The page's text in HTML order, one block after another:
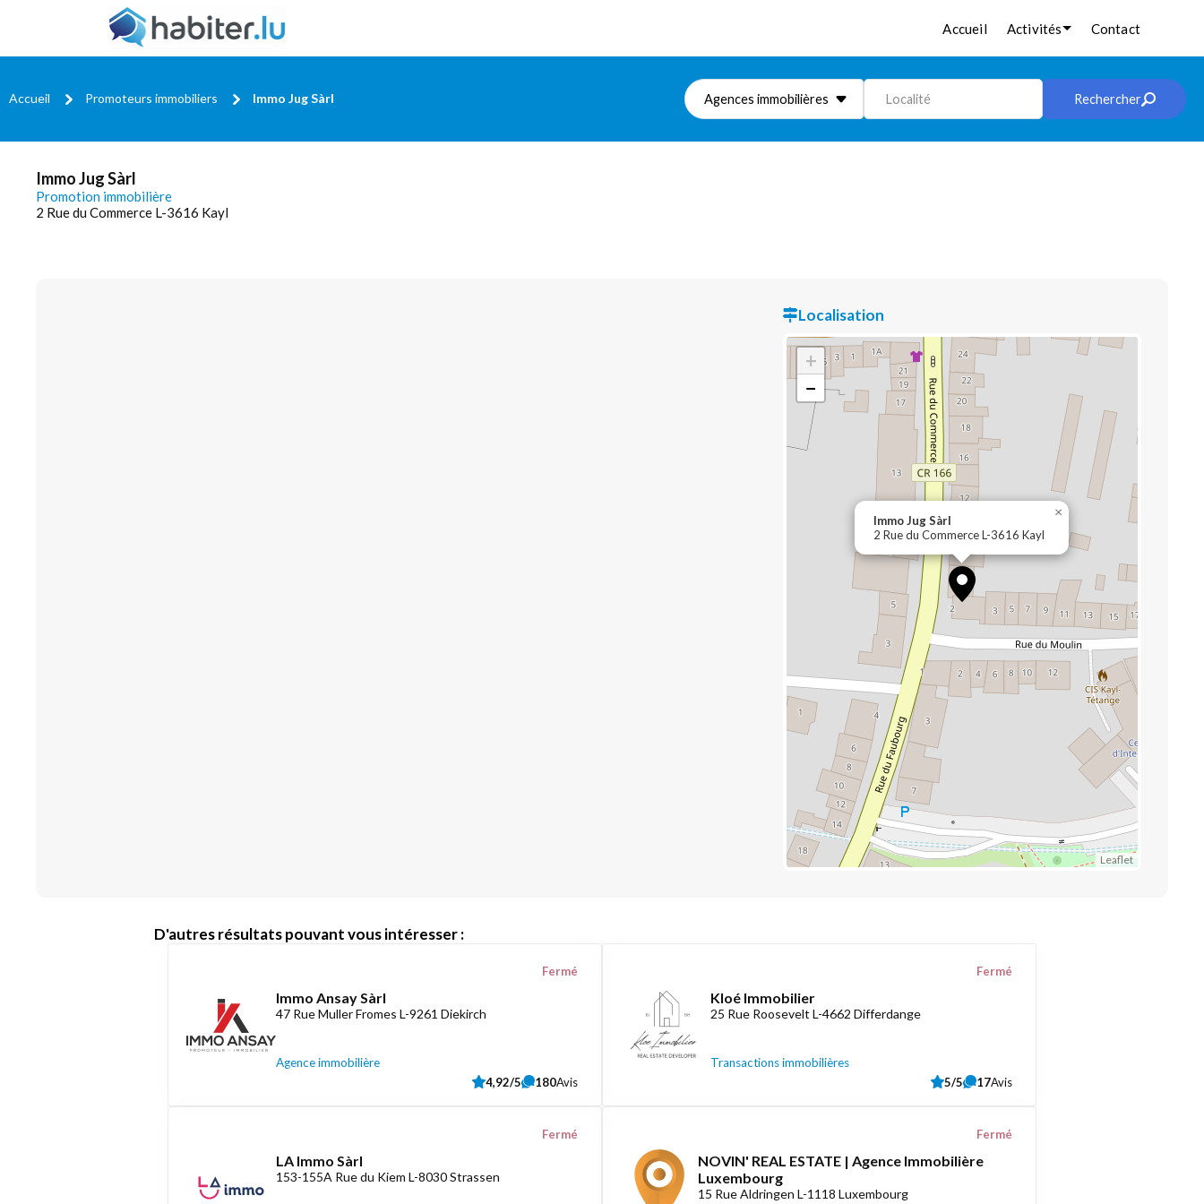
Accueil Activités Contact
Accueil Promoteurs immobiliers Immo Jug Sàrl Agences immobilières Localité Rechercher
Immo Jug Sàrl
Promotion immobilière
2 Rue du Commerce L-3616 Kayl
Localisation
Immo Jug Sàrl
2 Rue du Commerce L-3616 Kayl
×
+
−
Leaflet
D'autres résultats pouvant vous intéresser :
Immo Ansay Sàrl
47 Rue Muller Fromes L-9261 Diekirch
Agence immobilière
Fermé
4,92/5 180Avis
Kloé Immobilier
25 Rue Roosevelt L-4662 Differdange
Transactions immobilières
Fermé
5/5 17Avis
LA Immo Sàrl
153-155A Rue du Kiem L-8030 Strassen
Fermé
NOVIN' REAL ESTATE | Agence Immobilière
Luxembourg
15 Rue Aldringen L-1118 Luxembourg
Fermé